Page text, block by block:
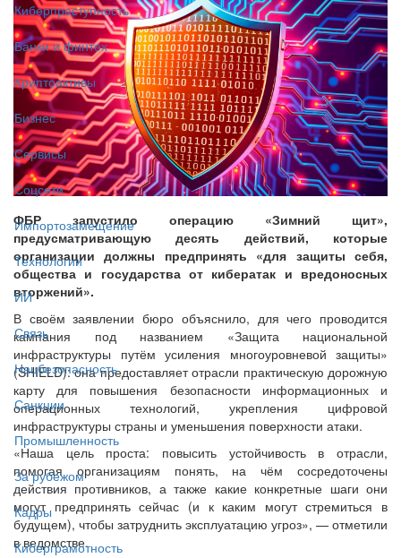
Киберпреступность
Банки и финтех
Криптоактивы
Бизнес
Сервисы
Соцсети
Импортозамещение
Технологии
ИИ
Связь
Нацбезопасность
Санкции
Промышленность
За рубежом
Кадры
Киберграмотность
ФБР запустило операцию «Зимний щит»,
предусматривающую десять действий, которые
организации должны предпринять «для защиты себя,
общества и государства от кибератак и вредоносных
вторжений».
В своём заявлении бюро объяснило, для чего проводится
кампания под названием «Защита национальной
инфраструктуры путём усиления многоуровневой защиты»
(SHIELD): она предоставляет отрасли практическую дорожную
карту для повышения безопасности информационных и
операционных технологий, укрепления цифровой
инфраструктуры страны и уменьшения поверхности атаки.
«Наша цель проста: повысить устойчивость в отрасли,
помогая организациям понять, на чём сосредоточены
действия противников, а также какие конкретные шаги они
могут предпринять сейчас (и к каким могут стремиться в
будущем), чтобы затруднить эксплуатацию угроз», — отметили
в ведомстве.